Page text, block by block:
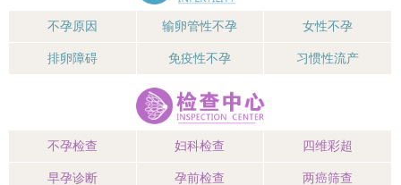
不孕原因 输卵管性不孕 女性不孕
排卵障碍 免疫性不孕 习惯性流产
不孕检查 妇科检查 四维彩超
早孕诊断 孕前检查 两癌筛查